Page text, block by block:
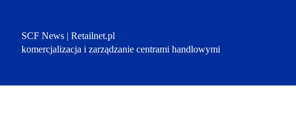
SCF News | Retailnet.pl
komercjalizacja i zarządzanie centrami handlowymi